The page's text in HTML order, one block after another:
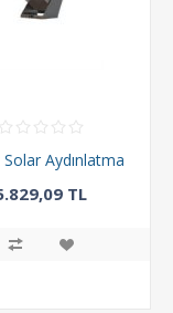
Aydınlatma
TL